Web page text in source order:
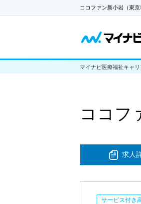
ココファン新小岩（東
マイナビ医療福祉キャ
ココフ
求人
サービス付き